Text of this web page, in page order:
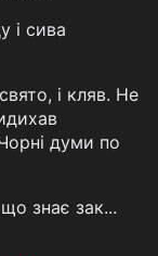
і сива
і кляв. Не
думи по
знає зак...